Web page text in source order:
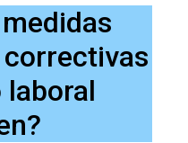
laboral